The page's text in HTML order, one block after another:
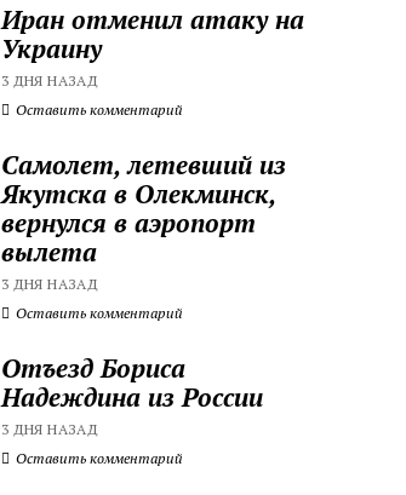
Иран отменил атаку на
Украину
3 ДНЯ НАЗАД
Оставить комментарий
Самолет, летевший из
Якутска в Олекминск,
вернулся в аэропорт
вылета
3 ДНЯ НАЗАД
Оставить комментарий
Отъезд Бориса
Надеждина из России
3 ДНЯ НАЗАД
Оставить комментарий